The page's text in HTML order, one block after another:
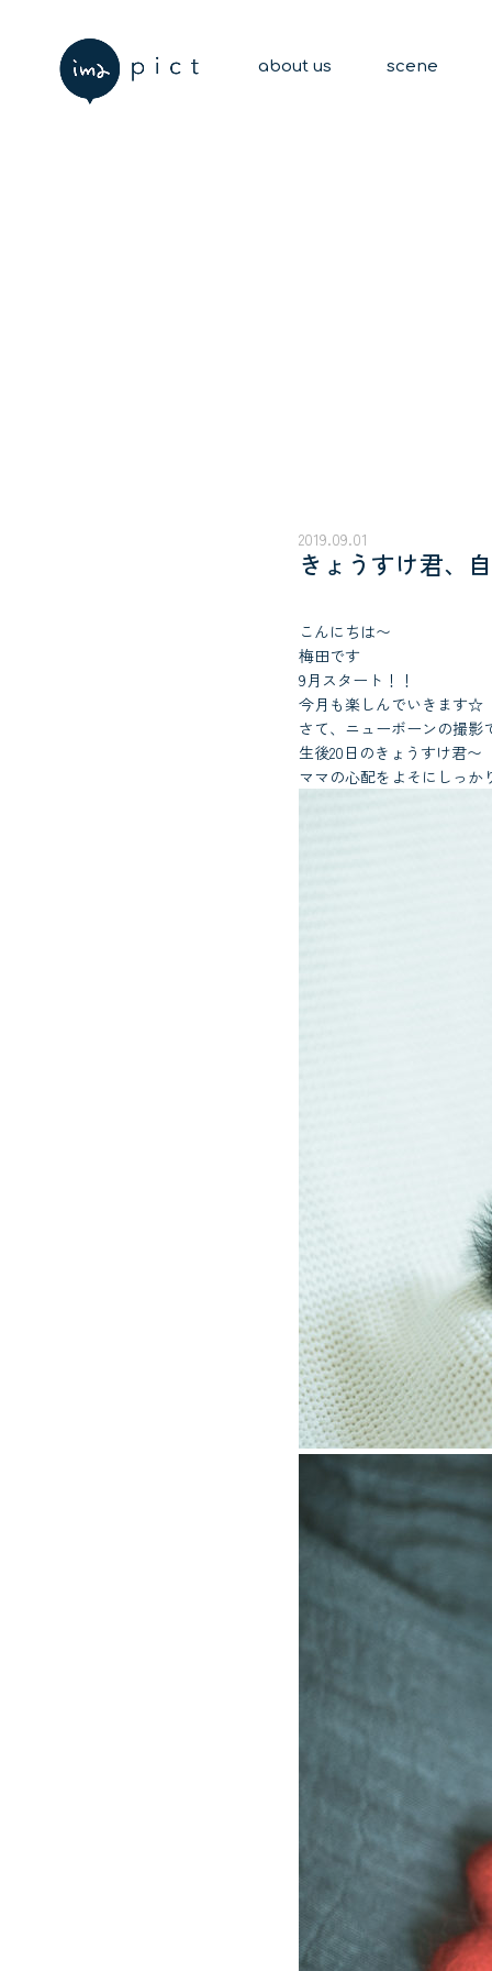
about us scene
2019.09.01
きょうすけ君、
こんにちは〜
梅田です
9月スタート！！
今月も楽しんでいきます☆
さて、ニューボーンの撮影
生後20日のきょうすけ君〜
ママの心配をよそにしっ